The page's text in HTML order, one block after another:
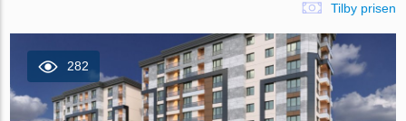
Tilby prisen
282